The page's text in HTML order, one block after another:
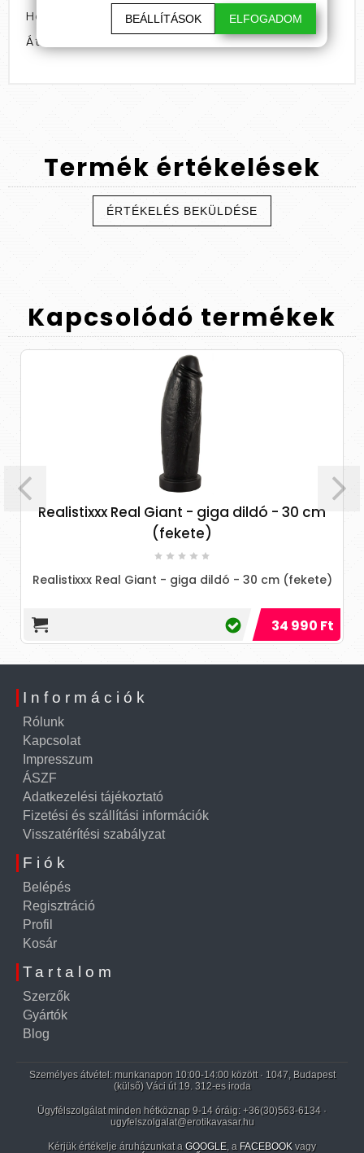
Hossz: 21 - 25
Átmérő: 5 - 5,4
Termék értékelések
ÉRTÉKELÉS BEKÜLDÉSE
Kapcsolódó termékek
Real Giant - giga dildó - 30 cm
(fekete)
Real Giant - giga dildó - 30 cm (fekete)
34 990 Ft
Információk
Rólunk
Kapcsolat
Impresszum
ÁSZF
Adatkezelési tájékoztató
Fizetési és szállítási információk
Visszatérítési szabályzat
Fiók
Belépés
Regisztráció
Profil
Kosár
Tartalom
Szerzők
Gyártók
Blog
Személyes átvétel: munkanapon 10:00-14:00 között · 1047, Budapest
(külső) Váci út 19. 312-es iroda
Ügyfélszolgálat minden hétköznap 9-14 óráig: +36(30)563-6134 ·
ugyfelszolgalat@erotikavasar.hu
Kérjük értékelje áruházunkat a GOOGLE, a FACEBOOK vagy
BEÁLLÍTÁSOK ELFOGADOM